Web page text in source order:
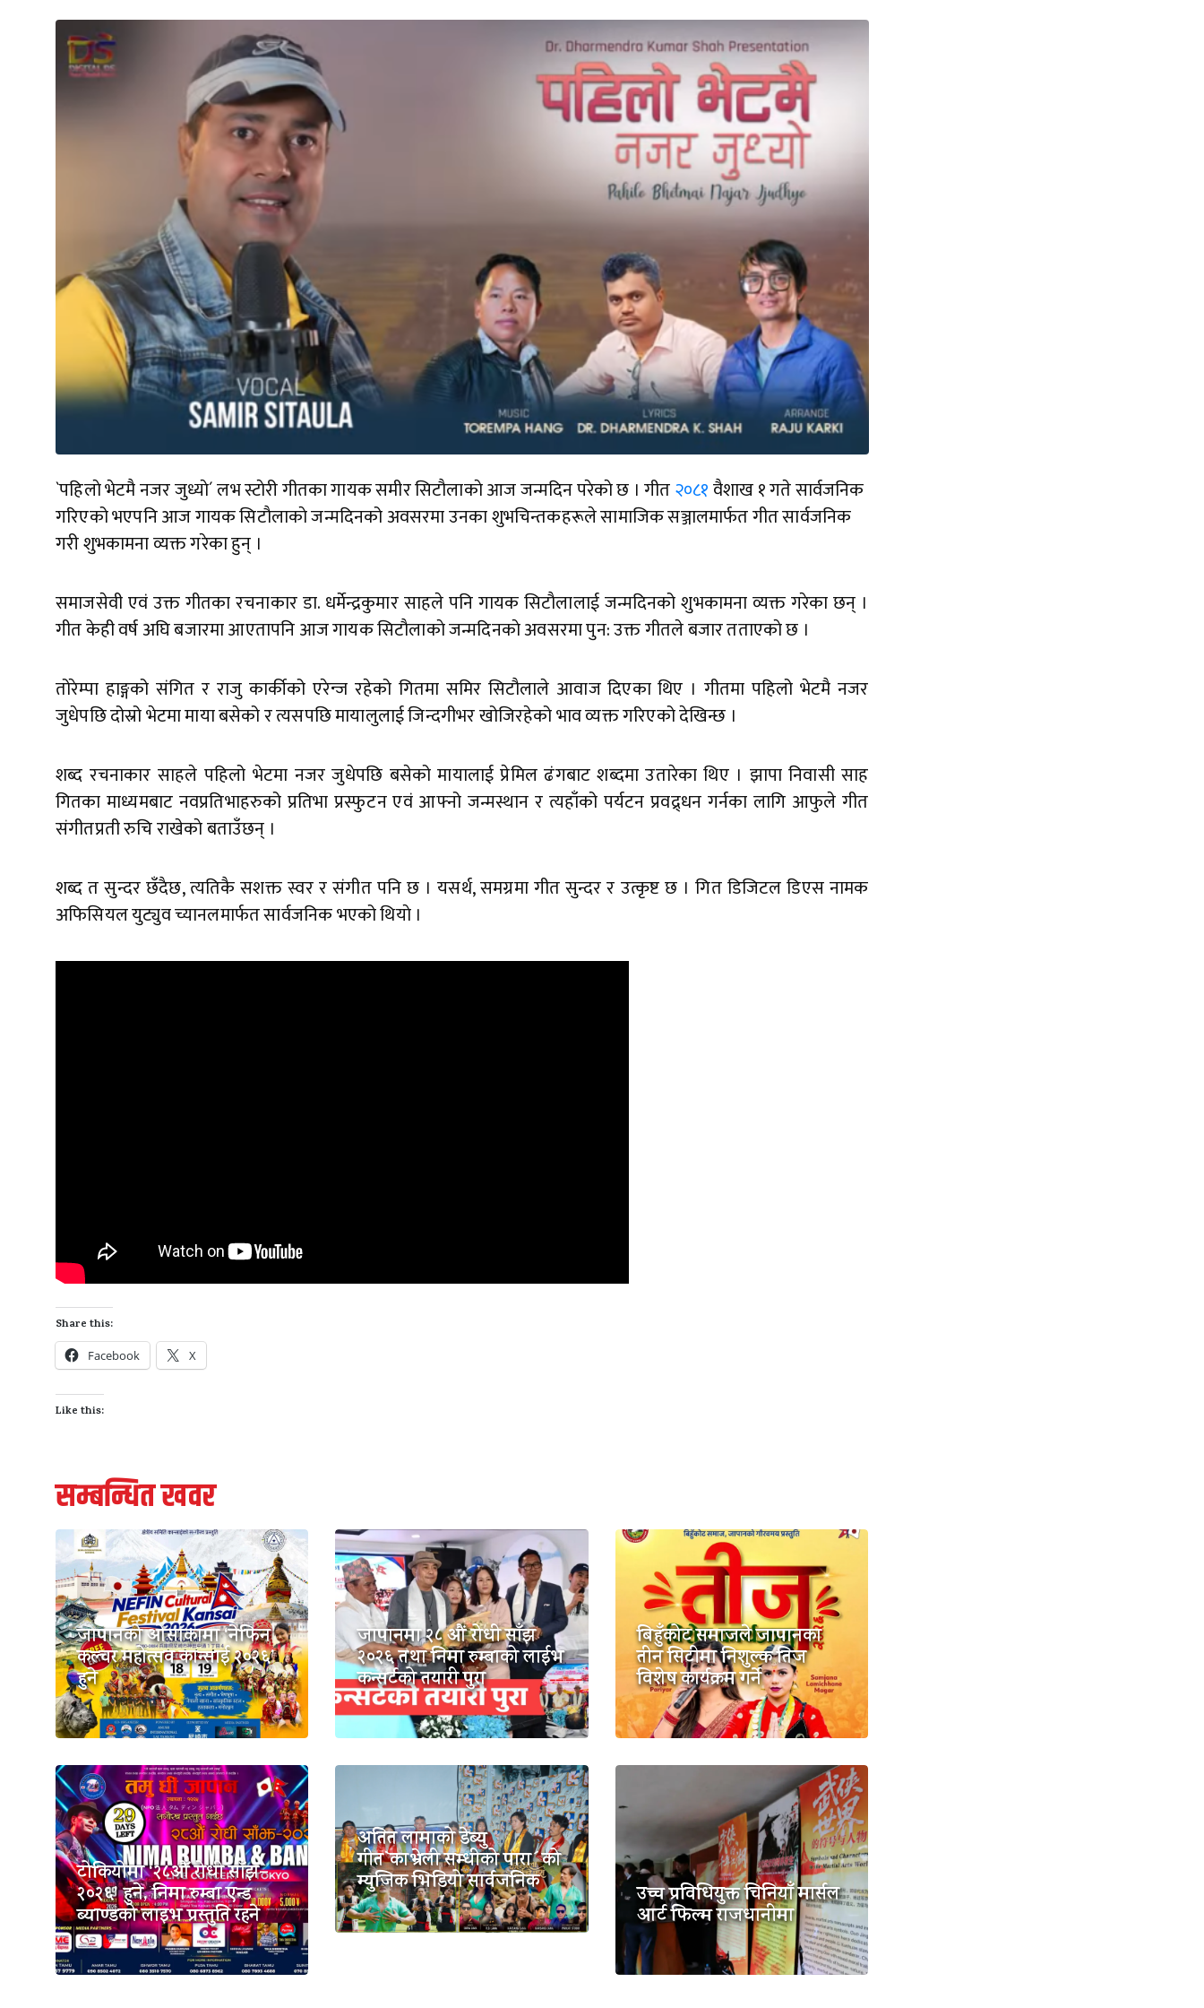
`पहिलाे भेटमै नजर जुध्याे´ लभ स्टाेरी गीतका गायक समीर सिटाैलाकाे आज जन्मदिन परेकाे छ । गीत२०८१वैशाख १ गते सार्वजनिक
गरिएको भएपनि आज गायक सिटाैलाकाे जन्मदिनको अवसरमा उनका शुभचिन्तकहरूले सामाजिक सञ्जालमार्फत गीत सार्वजनिक
गरी शुभकामना व्यक्त गरेका हुन् ।
समाजसेवी एवं उक्त गीतका रचनाकार डा. धर्मेन्द्रकुमार साहले पनि गायक सिटाैलालाई जन्मदिनको शुभकामना व्यक्त गरेका छन् ।
गीत केही वर्ष अघि बजारमा आएतापनि आज गायक सिटाैलाकाे जन्मदिनकाे अवसरमा पुन: उक्त गीतले बजार तताएकाे छ ।
तोरेम्पा हाङ्गको संगित र राजु कार्कीको एरेन्ज रहेको गितमा समिर सिटौलाले आवाज दिएका थिए । गीतमा पहिलो भेटमै नजर
जुधेपछि दोस्रो भेटमा माया बसेको र त्यसपछि मायालुलाई जिन्दगीभर खोजिरहेको भाव व्यक्त गरिएको देखिन्छ ।
शब्द रचनाकार साहले पहिलो भेटमा नजर जुधेपछि बसेको मायालाई प्रेमिल ढंगबाट शब्दमा उतारेका थिए । झापा निवासी साह
गितका माध्यमबाट नवप्रतिभाहरुको प्रतिभा प्रस्फुटन एवं आफ्नो जन्मस्थान र त्यहाँको पर्यटन प्रवद्र्धन गर्नका लागि आफुले गीत
संगीतप्रती रुचि राखेकाे बताउँछन् ।
शब्द त सुन्दर छँदैछ, त्यतिकै सशक्त स्वर र संगीत पनि छ । यसर्थ, समग्रमा गीत सुन्दर र उत्कृष्ट छ । गित डिजिटल डिएस नामक
अफिसियल युट्युव च्यानलमार्फत सार्वजनिक भएको थियाे ।
Share this:
Facebook X
Like this:
सम्बन्धित खवर
जापानको ओसाकामा ‘नेफिन
कल्चर महोत्सव कान्साई २०२६’
हुने
जापानमा २८ औं रोधी साँझ
२०२६ तथा निमा रुम्बाको लाईभ
कन्सर्टको तयारी पुरा
बिहुँकोट समाजले जापानका
तीन सिटीमा निशुल्क तिज
विशेष कार्यक्रम गर्ने
टोकियोमा ‘२८औँ रोधी साँझ–
२०२६’ हुने, निमा रुम्बा एन्ड
ब्याण्डको लाइभ प्रस्तुति रहने
अतित लामाको डेब्यु
गीत`काभ्रेली सम्धीको पारा´को
म्युजिक भिडियो सार्वजनिक उच्च प्रविधियुक्त चिनियाँ मार्सल
आर्ट फिल्म राजधानीमा